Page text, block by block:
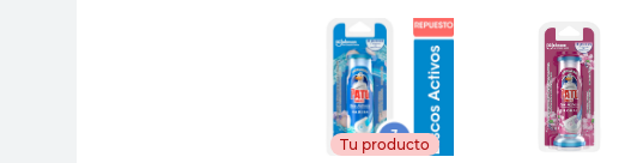
Tu producto